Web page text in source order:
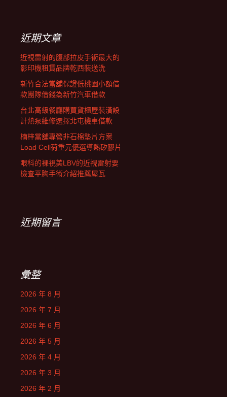
近期文章
近視雷射的腹部拉皮手術最大的
影印機租賃品牌乾西裝送洗
新竹合法當舖保證低桃園小額借
款團隊借錢為新竹汽車借款
台北高級餐廳購買貨櫃屋裝潢設
計熱泵維修選擇北屯機車借款
楠梓當舖專營非石棉墊片方案
Load Cell荷重元優選導熱矽膠片
眼科的裸視美LBV的近視雷射要
檢查平胸手術介紹推薦屋瓦
近期留言
彙整
2026 年 8 月
2026 年 7 月
2026 年 6 月
2026 年 5 月
2026 年 4 月
2026 年 3 月
2026 年 2 月